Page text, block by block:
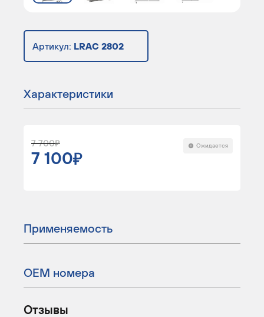
Артикул: LRAC 2802
Характеристики
7 700
7 100
Ожидается
Применяемость
ОЕМ номера
Отзывы